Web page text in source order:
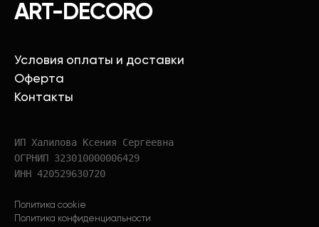
ART-DECORO
Условия оплаты и доставки
Оферта
Контакты
ИП Халилова Ксения Сергеевна
ОГРНИП 323010000006429
ИНН 420529630720
Политика cookie
Политика конфиденциальности